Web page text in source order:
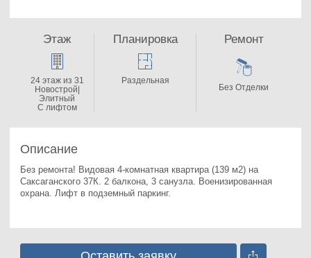
Описание
Без ремонта! Видовая 4-комнатная квартира (139 м2) на
Саксаганского 37К. 2 балкона, 3 санузла. Военизированная
охрана. Лифт в подземный паркинг.
Этаж
24 этаж из 31
Новострой|
Элитный
С лифтом
Планировка
Раздельная
Ремонт
Без Отделки